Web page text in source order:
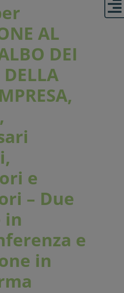
AL
DEI
DELLA
e
– Due
in
e
in